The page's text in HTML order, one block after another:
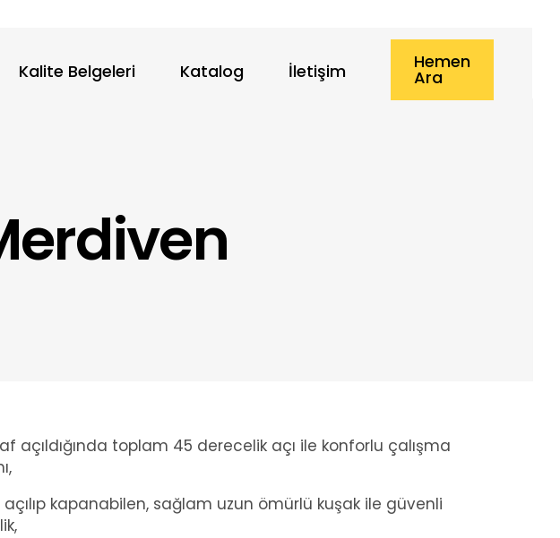
Kalite Belgeleri Katalog İletişim Hemen
Ara
açıldığında toplam 45 derecelik açı ile konforlu çalışma
açılıp kapanabilen, sağlam uzun ömürlü kuşak ile güvenli